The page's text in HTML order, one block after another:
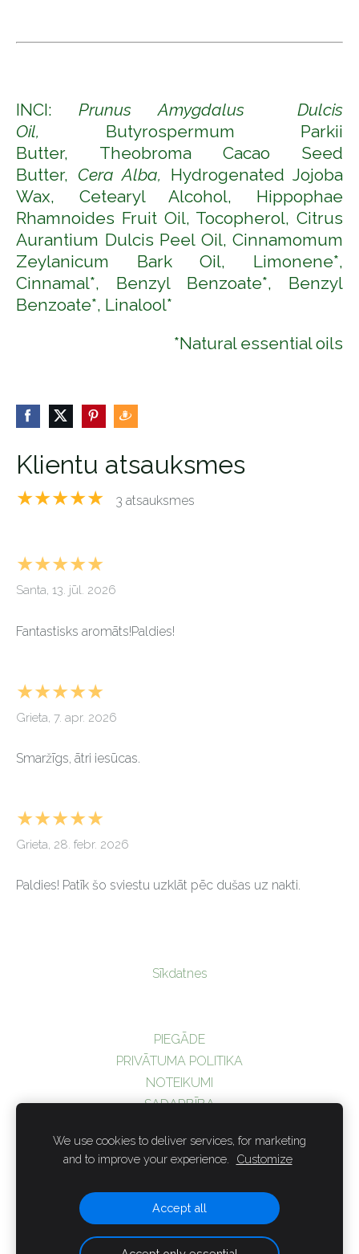
INCI:Prunus Amygdalus Dulcis
Oil, Butyrospermum Parkii
Butter, Theobroma Cacao Seed
Butter, Cera Alba, Hydrogenated Jojoba
Wax, Cetearyl Alcohol, Hippophae
Rhamnoides Fruit Oil, Tocopherol, Citrus
Aurantium Dulcis Peel Oil, Cinnamomum
Zeylanicum Bark Oil, Limonene*,
Cinnamal*, Benzyl Benzoate*, Benzyl
Benzoate*, Linalool*
*Natural essential oils
Klientu atsauksmes
★★★★★ 3 atsauksmes
★★★★★
Santa, 13. jūl. 2026
Fantastisks aromāts!Paldies!
★★★★★
Grieta, 7. apr. 2026
Smaržīgs, ātri iesūcas.
★★★★★
Grieta, 28. febr. 2026
Paldies! Patīk šo sviestu uzklāt pēc dušas uz nakti.
Sīkdatnes
PIEGĀDE
PRIVĀTUMA POLITIKA
NOTEIKUMI
SADARBĪBA
© Gusto SIA
3901;veikals@gusto.lv; 26385564; 29245547
We use cookies to deliver services, for marketing
and to improve your experience.
Customize
Accept all